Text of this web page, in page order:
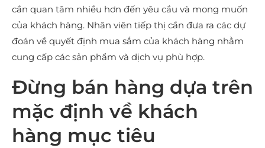
cần quan tâm nhiều hơn đến yêu cầu và mong muốn
của khách hàng. Nhân viên tiếp thị cần đưa ra các dự
đoán về quyết định mua sắm của khách hàng nhằm
cung cấp các sản phẩm và dịch vụ phù hợp.
Đừng bán hàng dựa trên
mặc định về khách
hàng mục tiêu